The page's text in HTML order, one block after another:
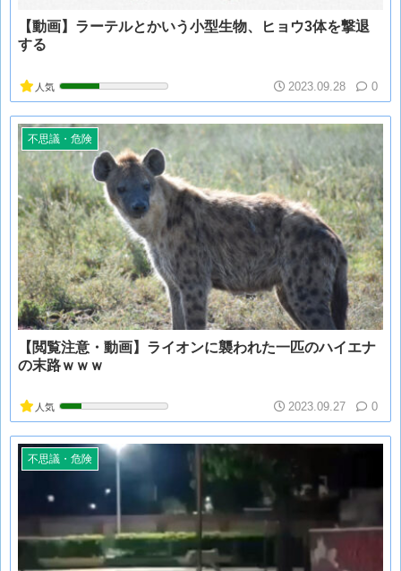
【動画】ラーテルとかいう小型生物、ヒョウ3体を撃退
する
人気 2023.09.28 0
不思議・危険
【閲覧注意・動画】ライオンに襲われた一匹のハイエナ
の末路ｗｗｗ
人気 2023.09.27 0
不思議・危険